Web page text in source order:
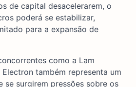
de capital desacelerarem, o
poderá se estabilizar,
para a expansão de
como a Lam
Electron também representa um
se surgirem pressões sobre os